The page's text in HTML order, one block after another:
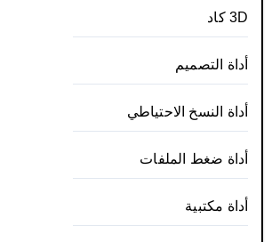
3D كاد
أداة التصميم
أداة النسخ الاحتياطي
أداة ضغط الملفات
أداة مكتبية